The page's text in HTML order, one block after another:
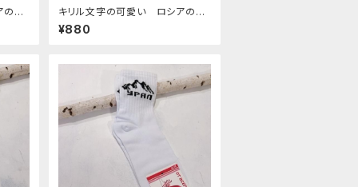
靴
キリル文字の可愛い ロシアの靴
下 14 ２３−２５cm
¥880